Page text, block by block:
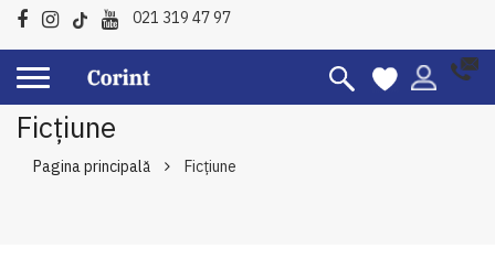
021 319 47 97
Ficțiune
Pagina principală Ficțiune